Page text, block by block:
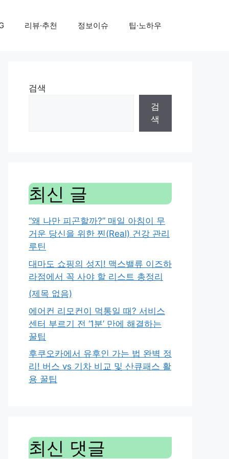
리뷰·추천 정보이슈 팁·노하우
검색
검
색
최신 글
“왜 나만 피곤할까?” 매일 아침이 무
거운 당신을 위한 찐(Real) 건강 관리
루틴
대마도 쇼핑의 성지! 맥스밸류 이즈하
라점에서 꼭 사야 할 리스트 총정리
(제목 없음)
에어컨 리모컨이 먹통일 때? 서비스
센터 부르기 전 ‘1분’ 만에 해결하는
꿀팁
후쿠오카에서 유후인 가는 법 완벽 정
리! 버스 vs 기차 비교 및 산큐패스 활
용 꿀팁
최신 댓글